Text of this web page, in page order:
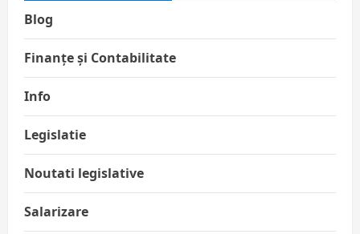
Blog
Finanțe și Contabilitate
Info
Legislatie
Noutati legislative
Salarizare